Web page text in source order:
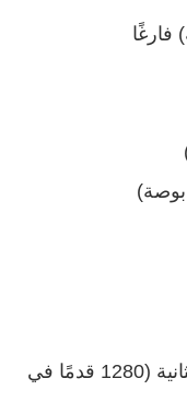
390 مترًا في الثانية (1280 قدمًا في